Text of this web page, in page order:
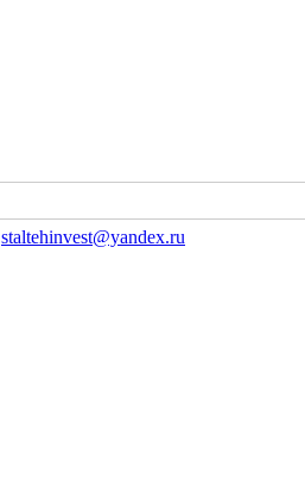
staltehinvest@yandex.ru